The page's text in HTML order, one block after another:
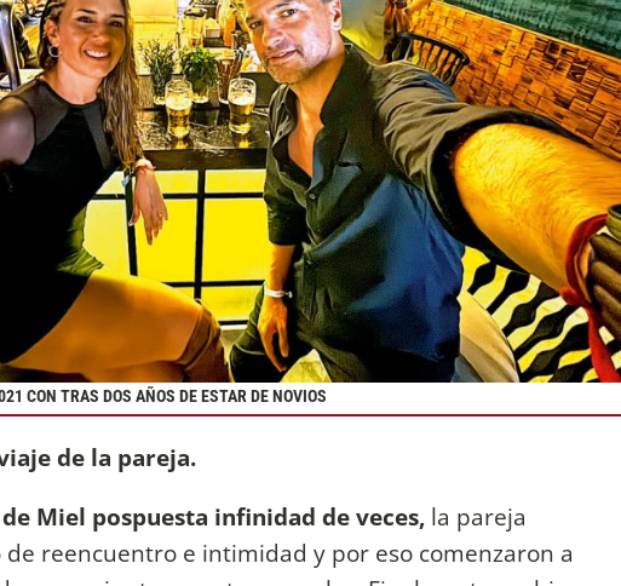
CON TRAS DOS AÑOS DE ESTAR DE NOVIOS
de la pareja.
Miel pospuesta infinidad de veces, la pareja
de reencuentro e intimidad y por eso comenzaron a